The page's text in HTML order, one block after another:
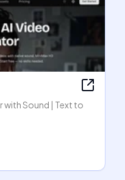
with Sound | Text to